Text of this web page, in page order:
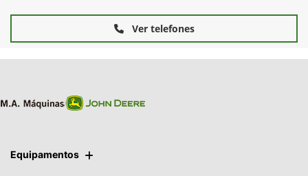
Ver telefones
Equipamentos